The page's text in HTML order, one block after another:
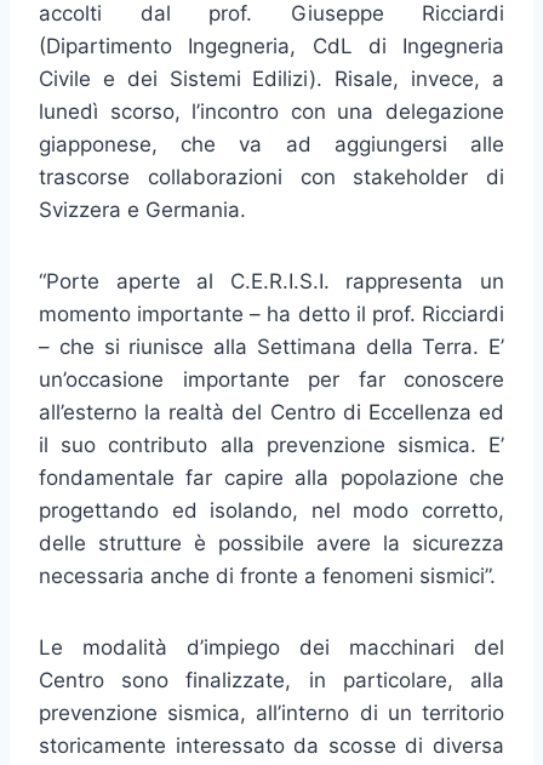
accolti dal prof. Giuseppe Ricciardi
(Dipartimento Ingegneria, CdL di Ingegneria
Civile e dei Sistemi Edilizi). Risale, invece, a
lunedì scorso, l’incontro con una delegazione
giapponese, che va ad aggiungersi alle
trascorse collaborazioni con stakeholder di
Svizzera e Germania.
“Porte aperte al C.E.R.I.S.I. rappresenta un
momento importante – ha detto il prof. Ricciardi
– che si riunisce alla Settimana della Terra. E’
un’occasione importante per far conoscere
all’esterno la realtà del Centro di Eccellenza ed
il suo contributo alla prevenzione sismica. E’
fondamentale far capire alla popolazione che
progettando ed isolando, nel modo corretto,
delle strutture è possibile avere la sicurezza
necessaria anche di fronte a fenomeni sismici”.
Le modalità d’impiego dei macchinari del
Centro sono finalizzate, in particolare, alla
prevenzione sismica, all’interno di un territorio
storicamente interessato da scosse di diversa